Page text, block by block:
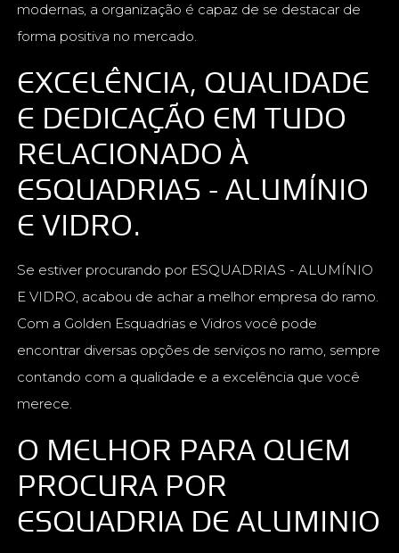
modernas, a organização é capaz de se destacar de
forma positiva no mercado.
EXCELÊNCIA, QUALIDADE
E DEDICAÇÃO EM TUDO
RELACIONADO À
ESQUADRIAS - ALUMÍNIO
E VIDRO.
Se estiver procurando por ESQUADRIAS - ALUMÍNIO
E VIDRO, acabou de achar a melhor empresa do ramo.
Com a Golden Esquadrias e Vidros você pode
encontrar diversas opções de serviços no ramo, sempre
contando com a qualidade e a excelência que você
merece.
O MELHOR PARA QUEM
PROCURA POR
ESQUADRIA DE ALUMINIO